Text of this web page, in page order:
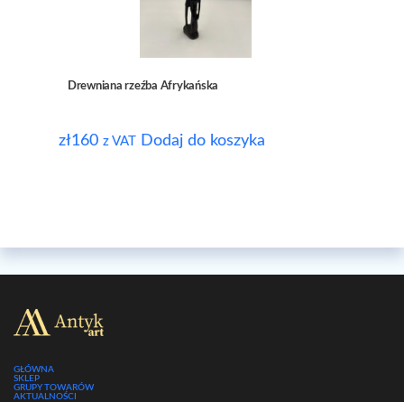
Drewniana rzeźba Afrykańska
zł160 z VAT Dodaj do koszyka
GŁÓWNA
SKLEP
GRUPY TOWARÓW
AKTUALNOŚCI